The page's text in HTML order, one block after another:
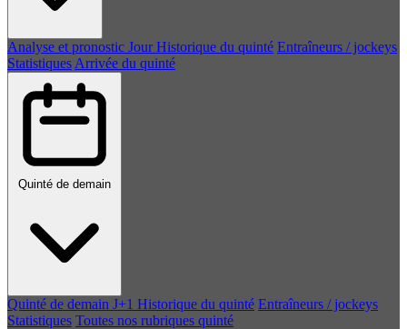
Analyse et pronostic Jour Historique du quinté Entraîneurs / jockeys
Statistiques Arrivée du quinté
Quinté de demain
Quinté de demain J+1 Historique du quinté Entraîneurs / jockeys
Statistiques Toutes nos rubriques quinté